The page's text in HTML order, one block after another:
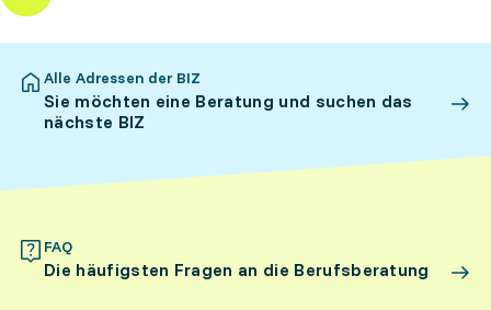
Alle Adressen der BIZ
Sie möchten eine Beratung und suchen das
nächste BIZ
FAQ
Die häufigsten Fragen an die Berufsberatung